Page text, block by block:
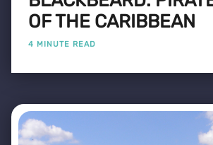
OF THE CARIBBEAN
4 MINUTE READ